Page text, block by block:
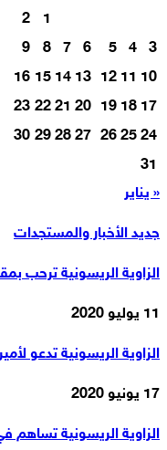
1
2
3
4
5
6
7
8
9
10
11
12
13
14
15
16
17
18
19
20
21
22
23
24
25
26
27
28
29
30
31
« يناير
جديد الأخبار والمستجدات
الزاوية الريسونية ترحب
11 يوليو 2020
الزاوية الريسونية تدعو
17 يونيو 2020
الزاوية الريسونية